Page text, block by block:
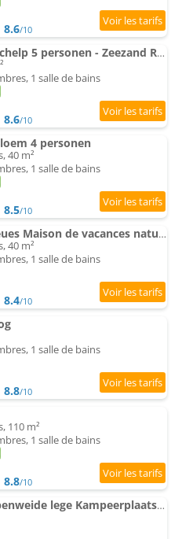
8.6/10
Vakantiehuisje Schelp 5 personen - Zeezand Recreatie
1 salle de bains
8.6/10
4 personen
40 m²
1 salle de bains
8.5/10
Natur pur, O4 neues Maison de vacances natureingebunden, Familien- und hundefreundlich eingezäunt
40 m²
1 salle de bains
8.4/10
1 salle de bains
8.8/10
110 m²
1 salle de bains
8.8/10
Camping De Tulpenweide lege Kampeerplaats, lege plaats op het gras zonder bed